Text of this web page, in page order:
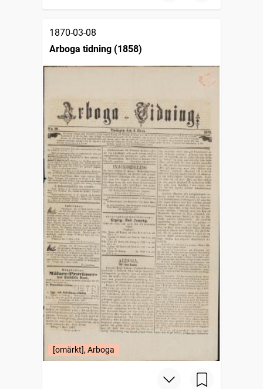
1870-03-08
Arboga tidning (1858)
[omärkt], Arboga